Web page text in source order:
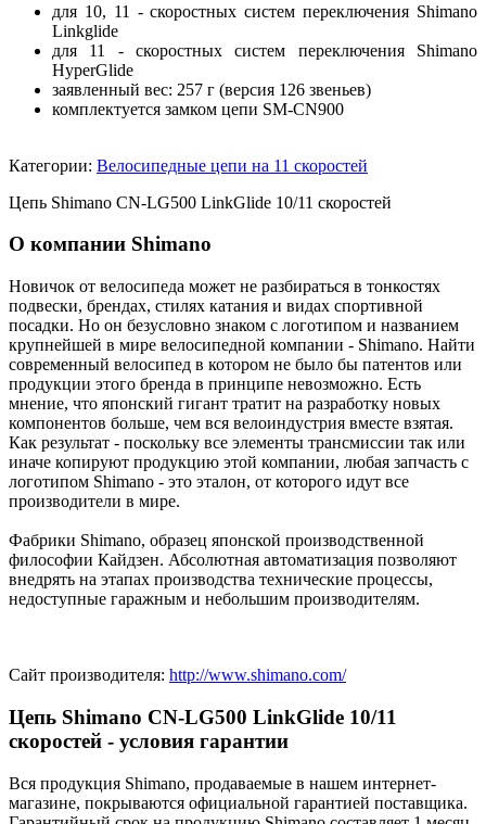
для 10, 11 - скоростных систем переключения Shimano
Linkglide
для 11 - скоростных систем переключения Shimano
HyperGlide
заявленный вес: 257 г (версия 126 звеньев)
комплектуется замком цепи SM-CN900
Категории: Велосипедные цепи на 11 скоростей
Цепь Shimano CN-LG500 LinkGlide 10/11 скоростей
О компании Shimano
Новичок от велосипеда может не разбираться в тонкостях
подвески, брендах, стилях катания и видах спортивной
посадки. Но он безусловно знаком с логотипом и названием
крупнейшей в мире велосипедной компании - Shimano. Найти
современный велосипед в котором не было бы патентов или
продукции этого бренда в принципе невозможно. Есть
мнение, что японский гигант тратит на разработку новых
компонентов больше, чем вся велоиндустрия вместе взятая.
Как результат - поскольку все элементы трансмиссии так или
иначе копируют продукцию этой компании, любая запчасть с
логотипом Shimano - это эталон, от которого идут все
производители в мире.
Фабрики Shimano, образец японской производственной
философии Кайдзен. Абсолютная автоматизация позволяют
внедрять на этапах производства технические процессы,
недоступные гаражным и небольшим производителям.
Сайт производителя: http://www.shimano.com/
Цепь Shimano CN-LG500 LinkGlide 10/11
скоростей - условия гарантии
Вся продукция Shimano, продаваемые в нашем интернет-
магазине, покрываются официальной гарантией поставщика.